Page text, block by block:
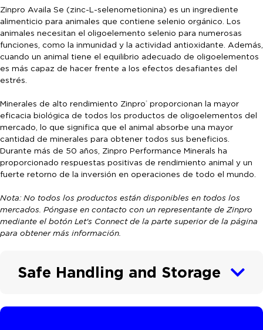
Zinpro Availa Se (zinc-L-selenometionina) es un ingrediente
alimenticio para animales que contiene selenio orgánico. Los
animales necesitan el oligoelemento selenio para numerosas
funciones, como la inmunidad y la actividad antioxidante. Además,
cuando un animal tiene el equilibrio adecuado de oligoelementos
es más capaz de hacer frente a los efectos desafiantes del
estrés.
Minerales de alto rendimiento Zinpro® proporcionan la mayor
eficacia biológica de todos los productos de oligoelementos del
mercado, lo que significa que el animal absorbe una mayor
cantidad de minerales para obtener todos sus beneficios.
Durante más de 50 años, Zinpro Performance Minerals ha
proporcionado respuestas positivas de rendimiento animal y un
fuerte retorno de la inversión en operaciones de todo el mundo.
Nota: No todos los productos están disponibles en todos los
mercados. Póngase en contacto con un representante de Zinpro
mediante el botón Let's Connect de la parte superior de la página
para obtener más información.
Safe Handling and Storage